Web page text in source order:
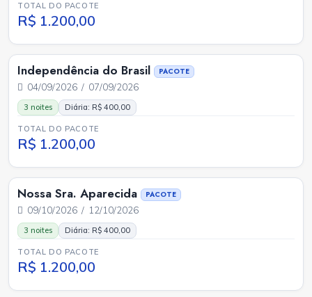
TOTAL DO PACOTE
R$ 1.200,00
Independência do Brasil PACOTE
04/09/2026 / 07/09/2026
3 noites Diária: R$ 400,00
TOTAL DO PACOTE
R$ 1.200,00
Nossa Sra. Aparecida PACOTE
09/10/2026 / 12/10/2026
3 noites Diária: R$ 400,00
TOTAL DO PACOTE
R$ 1.200,00